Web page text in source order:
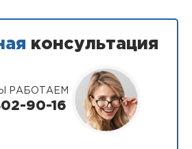
консультация
РАБОТАЕМ
90-16